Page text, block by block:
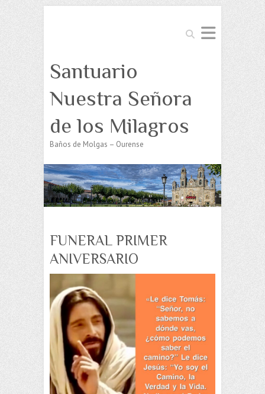
Buscar
Santuario
Nuestra Señora
de los Milagros
Baños de Molgas – Ourense
FUNERAL PRIMER
ANIVERSARIO